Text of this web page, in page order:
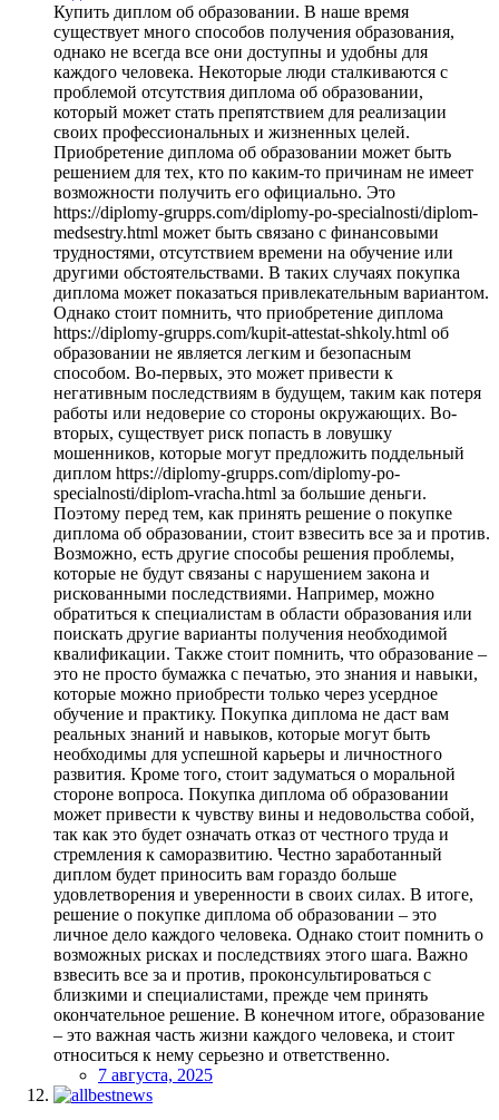
Купить диплом об образовании. В наше время
существует много способов получения образования,
однако не всегда все они доступны и удобны для
каждого человека. Некоторые люди сталкиваются с
проблемой отсутствия диплома об образовании,
который может стать препятствием для реализации
своих профессиональных и жизненных целей.
Приобретение диплома об образовании может быть
решением для тех, кто по каким-то причинам не имеет
возможности получить его официально. Это
https://diplomy-grupps.com/diplomy-po-specialnosti/diplom-
medsestry.html может быть связано с финансовыми
трудностями, отсутствием времени на обучение или
другими обстоятельствами. В таких случаях покупка
диплома может показаться привлекательным вариантом.
Однако стоит помнить, что приобретение диплома
https://diplomy-grupps.com/kupit-attestat-shkoly.html об
образовании не является легким и безопасным
способом. Во-первых, это может привести к
негативным последствиям в будущем, таким как потеря
работы или недоверие со стороны окружающих. Во-
вторых, существует риск попасть в ловушку
мошенников, которые могут предложить поддельный
диплом https://diplomy-grupps.com/diplomy-po-
specialnosti/diplom-vracha.html за большие деньги.
Поэтому перед тем, как принять решение о покупке
диплома об образовании, стоит взвесить все за и против.
Возможно, есть другие способы решения проблемы,
которые не будут связаны с нарушением закона и
рискованными последствиями. Например, можно
обратиться к специалистам в области образования или
поискать другие варианты получения необходимой
квалификации. Также стоит помнить, что образование –
это не просто бумажка с печатью, это знания и навыки,
которые можно приобрести только через усердное
обучение и практику. Покупка диплома не даст вам
реальных знаний и навыков, которые могут быть
необходимы для успешной карьеры и личностного
развития. Кроме того, стоит задуматься о моральной
стороне вопроса. Покупка диплома об образовании
может привести к чувству вины и недовольства собой,
так как это будет означать отказ от честного труда и
стремления к саморазвитию. Честно заработанный
диплом будет приносить вам гораздо больше
удовлетворения и уверенности в своих силах. В итоге,
решение о покупке диплома об образовании – это
личное дело каждого человека. Однако стоит помнить о
возможных рисках и последствиях этого шага. Важно
взвесить все за и против, проконсультироваться с
близкими и специалистами, прежде чем принять
окончательное решение. В конечном итоге, образование
– это важная часть жизни каждого человека, и стоит
относиться к нему серьезно и ответственно.
7 августа, 2025